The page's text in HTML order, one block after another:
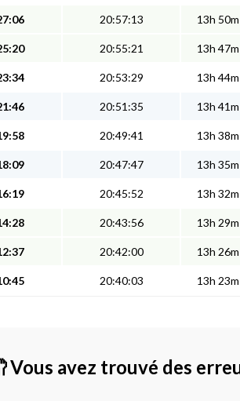
20:57:13 13h
20:55:21 13h
20:53:29 13h
20:51:35 13h
20:49:41 13h
20:47:47 13h
20:45:52 13h
20:43:56 13h
20:42:00 13h
20:40:03 13h
Vous avez trouvé des